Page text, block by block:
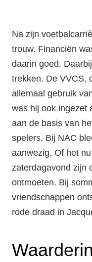
Na zijn
trouw. Financiën
daarin goed.
trekken. De VVCS,
allemaal gebruik
was hij ook ingezet
aan de basis van
spelers. Bij NAC
aanwezig. Of het
zaterdagavond zijn
ontmoeten. Bij
vriendschappen
rode draad in